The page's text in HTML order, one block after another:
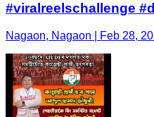
#viralreelschallenge
Nagaon, Nagaon | Feb 28,